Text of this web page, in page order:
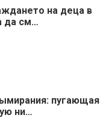
на деца в
да см…
пугающая
ни…